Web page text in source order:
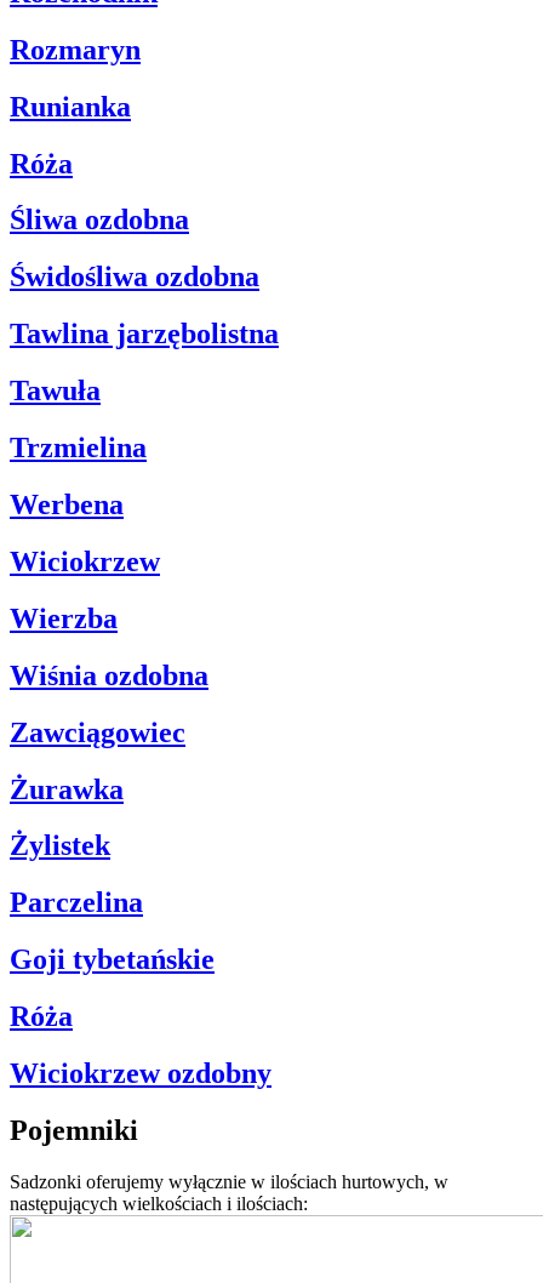
Rozmaryn
Runianka
Róża
Śliwa ozdobna
Świdośliwa ozdobna
Tawlina jarzębolistna
Tawuła
Trzmielina
Werbena
Wiciokrzew
Wierzba
Wiśnia ozdobna
Zawciągowiec
Żurawka
Żylistek
Parczelina
Goji tybetańskie
Róża
Wiciokrzew ozdobny
Pojemniki
Sadzonki oferujemy wyłącznie w ilościach hurtowych, w
następujących wielkościach i ilościach: